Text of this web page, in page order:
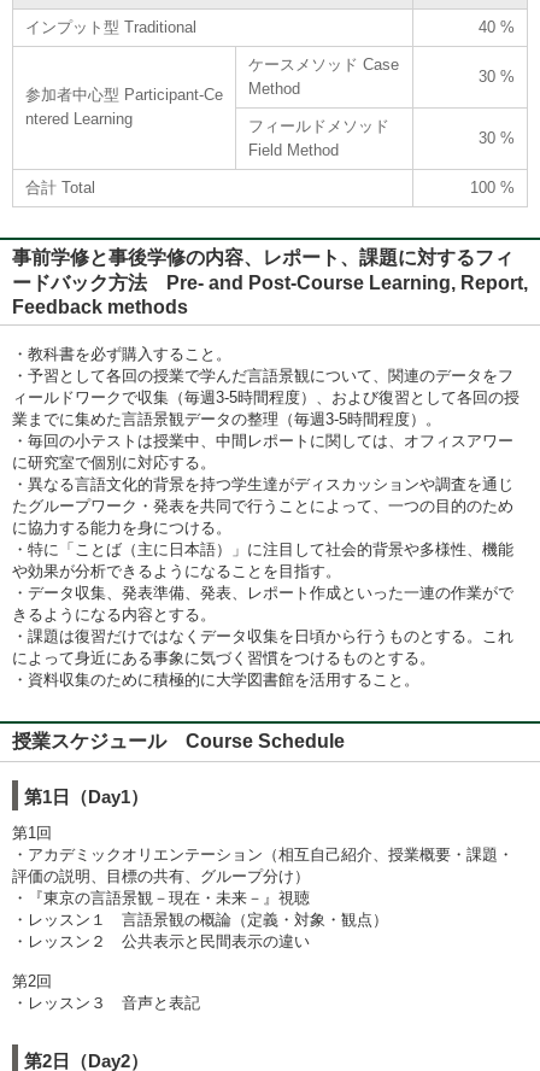
インプット型 Traditional 40 %
参加者中心型 Participant-Ce
ntered Learning
ケースメソッド Case
Method
30 %
フィールドメソッド
Field Method
30 %
合計 Total 100 %
事前学修と事後学修の内容、レポート、課題に対するフィ
ードバック方法 Pre- and Post-Course Learning, Report,
Feedback methods
・教科書を必ず購入すること。
・予習として各回の授業で学んだ言語景観について、関連のデータをフ
ィールドワークで収集（毎週3-5時間程度）、および復習として各回の授
業までに集めた言語景観データの整理（毎週3-5時間程度）。
・毎回の小テストは授業中、中間レポートに関しては、オフィスアワー
に研究室で個別に対応する。
・異なる言語文化的背景を持つ学生達がディスカッションや調査を通じ
たグループワーク・発表を共同で行うことによって、一つの目的のため
に協力する能力を身につける。
・特に「ことば（主に日本語）」に注目して社会的背景や多様性、機能
や効果が分析できるようになることを目指す。
・データ収集、発表準備、発表、レポート作成といった一連の作業がで
きるようになる内容とする。
・課題は復習だけではなくデータ収集を日頃から行うものとする。これ
によって身近にある事象に気づく習慣をつけるものとする。
・資料収集のために積極的に大学図書館を活用すること。
授業スケジュール Course Schedule
第1日（Day1）
第1回
・アカデミックオリエンテーション（相互自己紹介、授業概要・課題・
評価の説明、目標の共有、グループ分け）
・『東京の言語景観－現在・未来－』視聴
・レッスン１ 言語景観の概論（定義・対象・観点）
・レッスン２ 公共表示と民間表示の違い
第2回
・レッスン３ 音声と表記
第2日（Day2）